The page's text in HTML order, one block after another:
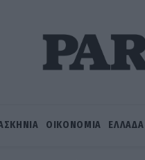
ΟΙΚΟΝΟΜΙΑ ΕΛΛΑΔΑ